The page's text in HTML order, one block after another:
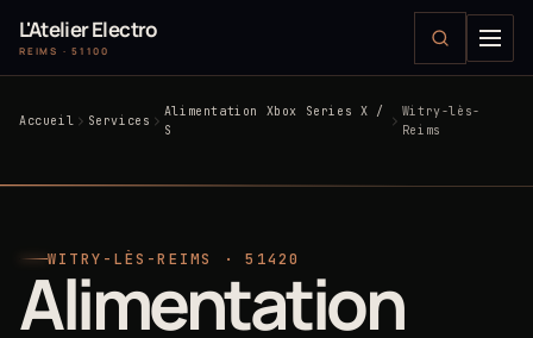
L'Atelier Electro
REIMS · 51100
Accueil Services
Alimentation Xbox Series X /
S
Witry-lès-
Reims
WITRY-LÈS-REIMS · 51420
Alimentation